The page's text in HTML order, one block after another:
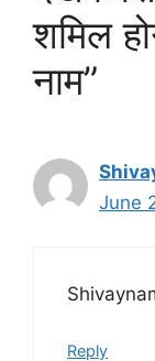
शमिल
नाम”
June
Reply